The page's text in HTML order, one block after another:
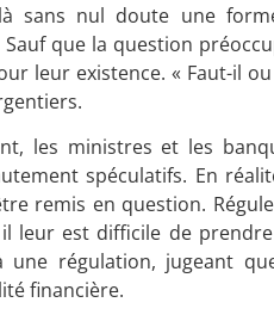
sans nul doute une
que la question
leur existence. « Faut-il
les ministres et les
spéculatifs. En
remis en question.
leur est difficile de
une régulation, jugeant
financière.